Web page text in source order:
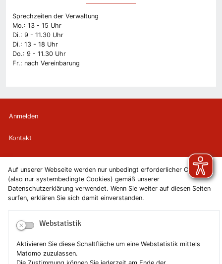
Auf unserer Webseite werden nur unbedingt erforderlicher Cookies
(also nur systembedingte Cookies) gemäß unserer
Datenschutzerklärung verwendet. Wenn Sie weiter auf diesen Seiten
surfen, erklären Sie sich damit einverstanden.
Webstatistik
Aktivieren Sie diese Schaltfläche um eine Webstatistik mittels
Matomo zuzulassen.
Sprechzeiten der Verwaltung
Mo.: 13 - 15 Uhr
Di.: 9 - 11.30 Uhr
Di.: 13 - 18 Uhr
Do.: 9 - 11.30 Uhr
Fr.: nach Vereinbarung
Anmelden
Kontakt
Newsletterabmeldung
Datenschutzerklärung
Erklärung zur Barrierefreiheit